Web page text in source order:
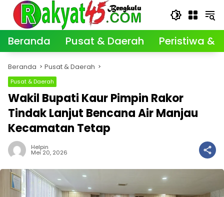
Langsung
konten
Beranda Pusat & Daerah Peristiwa &
Beranda Pusat & Daerah
Pusat & Daerah
Wakil Bupati Kaur Pimpin Rakor
Tindak Lanjut Bencana Air Manjau
Kecamatan Tetap
Helpin
Mei 20, 2026